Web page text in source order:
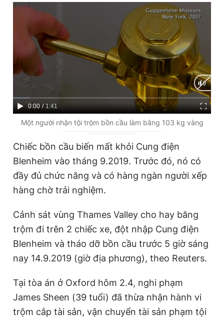
© 2003-2026 Bản quyền thuộc về Báo Thanh Niên. Cấm sao
chép dưới mọi hình thức nếu không có sự chấp thuận bằng văn
bản. Phát triển bởi ePi Technologies, JSC.
C
u
r
e
T
i
m
e
0:00 / D
u
a
i
n
1:41
Một người nhận tội trộm bồn cầu làm bằng 103 kg vàng
Chiếc bồn cầu biến mất khỏi Cung điện
Blenheim vào tháng 9.2019. Trước đó, nó có
đầy đủ chức năng và có hàng ngàn người xếp
hàng chờ trải nghiệm.
Cảnh sát vùng Thames Valley cho hay băng
trộm đi trên 2 chiếc xe, đột nhập Cung điện
Blenheim và tháo dỡ bồn cầu trước 5 giờ sáng
nay 14.9.2019 (giờ địa phương), theo Reuters.
Tại tòa án ở Oxford hôm 2.4, nghi phạm
James Sheen (39 tuổi) đã thừa nhận hành vi
trộm cắp tài sản, vận chuyển tài sản phạm tội